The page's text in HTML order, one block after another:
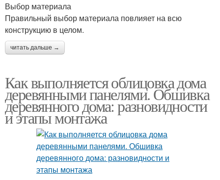
Выбор материала
Правильный выбор материала повлияет на всю
конструкцию в целом.
читать дальше →
Как выполняется облицовка дома
деревянными панелями. Обшивка
деревянного дома: разновидности
и этапы монтажа